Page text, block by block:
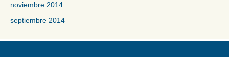
noviembre 2014
septiembre 2014